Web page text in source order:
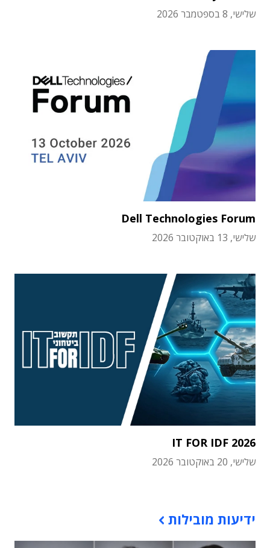
שלישי, 8 בספטמבר 2026
Dell Technologies Forum
שלישי, 13 באוקטובר 2026
IT FOR IDF 2026
שלישי, 20 באוקטובר 2026
ידיעות מובילות